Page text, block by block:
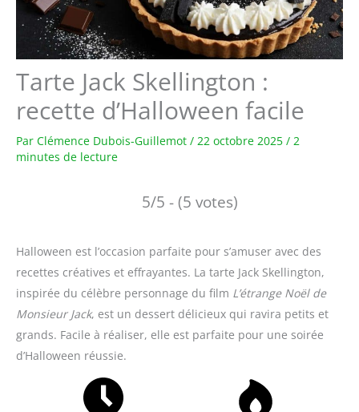
Tarte Jack Skellington :
recette d’Halloween facile
Par Clémence Dubois-Guillemot / 22 octobre 2025 / 2
minutes de lecture
5/5 - (5 votes)
Halloween est l’occasion parfaite pour s’amuser avec des
recettes créatives et effrayantes. La tarte Jack Skellington,
inspirée du célèbre personnage du film L’étrange Noël de
Monsieur Jack, est un dessert délicieux qui ravira petits et
grands. Facile à réaliser, elle est parfaite pour une soirée
d’Halloween réussie.